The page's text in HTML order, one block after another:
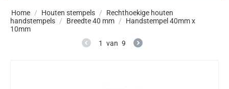
Home / Houten stempels /
Rechthoekige houten
handstempels / Breedte 40 mm /
Handstempel 40mm x
10mm
1
van 9